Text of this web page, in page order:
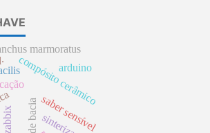
compósito cerâmico
zabbix
marmoratus
saber sensível
arduino